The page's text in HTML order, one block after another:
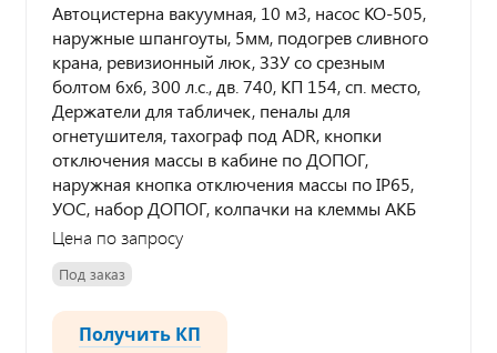
Автоцистерна вакуумная, 10 м3, насос КО-505,
наружные шпангоуты, 5мм, подогрев сливного
крана, ревизионный люк, ЗЗУ со срезным
болтом 6х6, 300 л.с., дв. 740, КП 154, сп. место,
Держатели для табличек, пеналы для
огнетушителя, тахограф под ADR, кнопки
отключения массы в кабине по ДОПОГ,
наружная кнопка отключения массы по IP65,
УОС, набор ДОПОГ, колпачки на клеммы АКБ
Цена по запросу
Под заказ
Получить КП